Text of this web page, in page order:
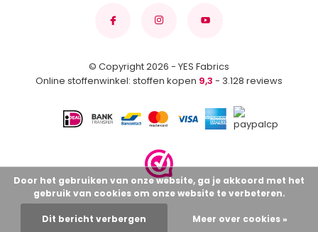
© Copyright 2026 - YES Fabrics
Online stoffenwinkel: stoffen kopen 9,3 - 3.128 reviews
Door het gebruiken van onze website, ga je akkoord met het
gebruik van cookies om onze website te verbeteren.
Dit bericht verbergen Meer over cookies »